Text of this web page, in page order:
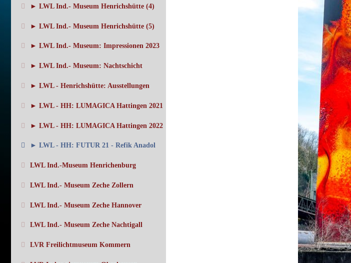
► LWL Ind.- Museum Henrichshütte (4)
► LWL Ind.- Museum Henrichshütte (5)
► LWL Ind.- Museum: Impressionen 2023
► LWL Ind.- Museum: Nachtschicht
► LWL - Henrichshütte: Ausstellungen
► LWL - HH: LUMAGICA Hattingen 2021
► LWL - HH: LUMAGICA Hattingen 2022
► LWL - HH: FUTUR 21 - Refik Anadol
LWL Ind.-Museum Henrichenburg
LWL Ind.- Museum Zeche Zollern
LWL Ind.- Museum Zeche Hannover
LWL Ind.- Museum Zeche Nachtigall
LVR Freilichtmuseum Kommern